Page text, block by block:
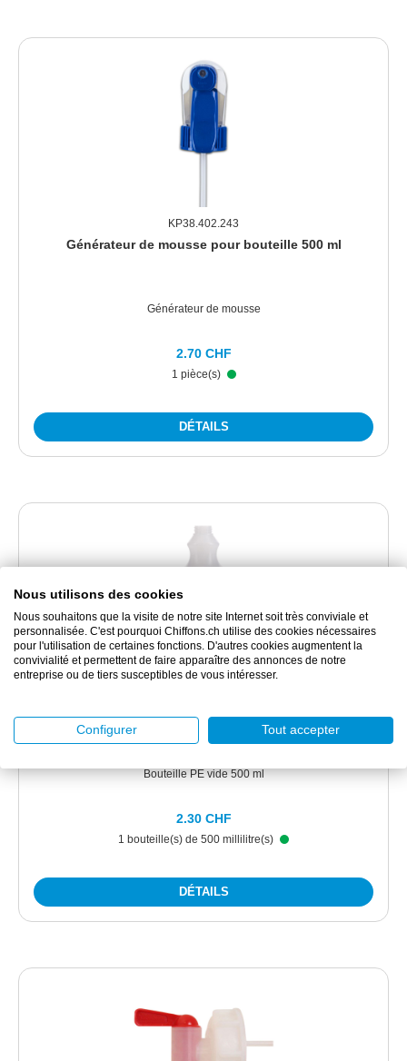
KP38.402.243
Générateur de mousse pour bouteille 500 ml
Générateur de mousse
1 pièce(s)
2.70 CHF
DÉTAILS
Bouteille PE vide 500 ml
1 bouteille(s) de 500 millilitre(s)
2.30 CHF
DÉTAILS
Nous utilisons des cookies
Nous souhaitons que la visite de notre site Internet soit très conviviale et
personnalisée. C'est pourquoi Chiffons.ch utilise des cookies nécessaires
pour l'utilisation de certaines fonctions. D'autres cookies augmentent la
convivialité et permettent de faire apparaître des annonces de notre
entreprise ou de tiers susceptibles de vous intéresser.
Configurer Tout accepter